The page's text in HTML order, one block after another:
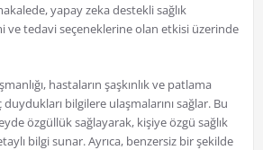
yapay zeka destekli sağlık
ve tedavi seçeneklerine olan etkisi üzerinde
hastaların şaşkınlık ve patlama
bilgilere ulaşmalarını sağlar. Bu
özgüllük sağlayarak, kişiye özgü sağlık
bilgi sunar. Ayrıca, benzersiz bir şekilde